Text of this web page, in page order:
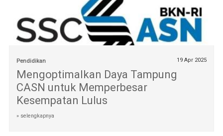
Pendidikan 19 Apr 2025
Mengoptimalkan Daya Tampung
CASN untuk Memperbesar
Kesempatan Lulus
» selengkapnya